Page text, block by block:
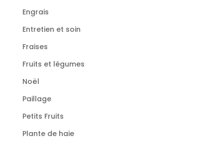
Engrais
Entretien et soin
Fraises
Fruits et légumes
Noël
Paillage
Petits Fruits
Plante de haie